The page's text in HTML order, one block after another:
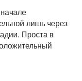
лишь через
Проста в